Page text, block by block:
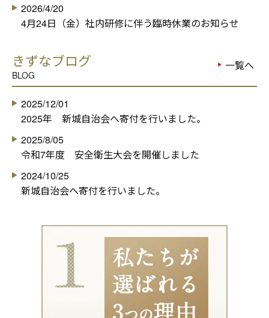
2026/4/20
4月24日（金）社内研修に伴う臨時休業のお知らせ
きずなブログ
BLOG
2025/12/01
2025年 新城自治会へ寄付を行いました。
2025/8/05
令和7年度 安全衛生大会を開催しました
2024/10/25
新城自治会へ寄付を行いました。
一覧へ